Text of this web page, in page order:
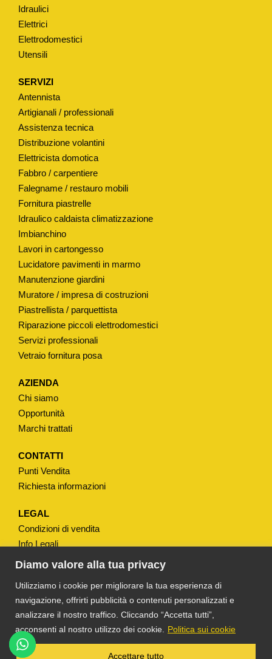
Diamo valore alla tua privacy
Utilizziamo i cookie per migliorare la tua esperienza di
navigazione, offrirti pubblicità o contenuti personalizzati e
analizzare il nostro traffico. Cliccando “Accetta tutti”,
acconsenti al nostro utilizzo dei cookie.
Politica sui cookie
Accettare tutto
O
N
A
E
T
P
O
S
T
E
A
H
8
2
M
M
n
à
Idraulici
Elettrici
Elettrodomestici
Utensili
SERVIZI
Antennista
Artigianali / professionali
Assistenza tecnica
Distribuzione volantini
Elettricista domotica
Fabbro / carpentiere
Falegname / restauro mobili
Fornitura piastrelle
Idraulico caldaista climatizzazione
Imbianchino
Lavori in cartongesso
Lucidatore pavimenti in marmo
Manutenzione giardini
Muratore / impresa di costruzioni
Piastrellista / parquettista
Riparazione piccoli elettrodomestici
Servizi professionali
Vetraio fornitura posa
AZIENDA
Chi siamo
Opportunità
Marchi trattati
CONTATTI
Punti Vendita
Richiesta informazioni
LEGAL
Condizioni di vendita
Info Legali
Note Legali
TS DACOM S.R.L. UNIPERSONALE P. IVA